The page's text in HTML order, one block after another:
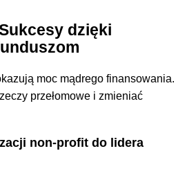
dzięki
moc mądrego finansowania.
przełomowe i zmieniać
non-profit do lidera